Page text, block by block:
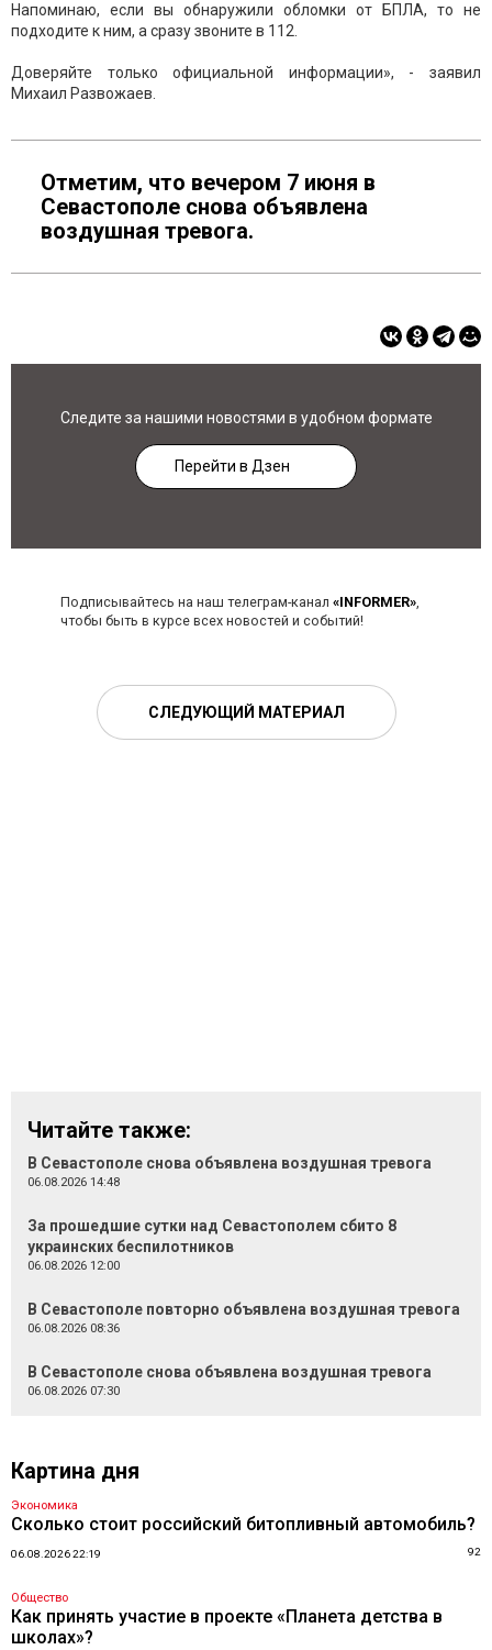
Напоминаю, если вы обнаружили обломки от БПЛА, то не
подходите к ним, а сразу звоните в 112.
Доверяйте только официальной информации», - заявил
Михаил Развожаев.
Отметим, что вечером 7 июня в
Севастополе снова объявлена
воздушная тревога.
Следите за нашими новостями в удобном формате
Перейти в Дзен
Подписывайтесь на наш телеграм-канал «INFORMER»,
чтобы быть в курсе всех новостей и событий!
СЛЕДУЮЩИЙ МАТЕРИАЛ
Читайте также:
В Севастополе снова объявлена воздушная тревога
06.08.2026 14:48
За прошедшие сутки над Севастополем сбито 8
украинских беспилотников
06.08.2026 12:00
В Севастополе повторно объявлена воздушная тревога
06.08.2026 08:36
В Севастополе снова объявлена воздушная тревога
06.08.2026 07:30
Картина дня
Экономика
Сколько стоит российский битопливный автомобиль?
06.08.2026 22:19 92
Общество
Как принять участие в проекте «Планета детства в
школах»?